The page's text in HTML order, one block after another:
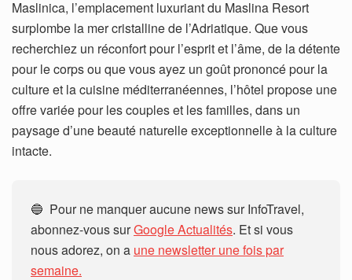
Maslinica, l’emplacement luxuriant du Maslina Resort
surplombe la mer cristalline de l’Adriatique. Que vous
recherchiez un réconfort pour l’esprit et l’âme, de la détente
pour le corps ou que vous ayez un goût prononcé pour la
culture et la cuisine méditerranéennes, l’hôtel propose une
offre variée pour les couples et les familles, dans un
paysage d’une beauté naturelle exceptionnelle à la culture
intacte.
🔵 Pour ne manquer aucune news sur InfoTravel,
abonnez-vous surGoogle Actualités. Et si vous
nous adorez, on a une newsletter une fois par
semaine.